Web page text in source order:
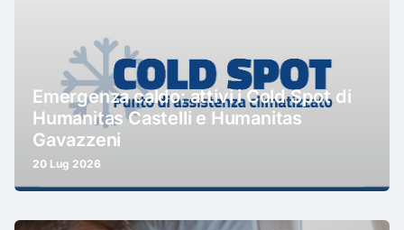
Emergenza caldo: attivi i Cold Spot di
Humanitas Castelli e Humanitas
Gavazzeni
20 Lug 2026